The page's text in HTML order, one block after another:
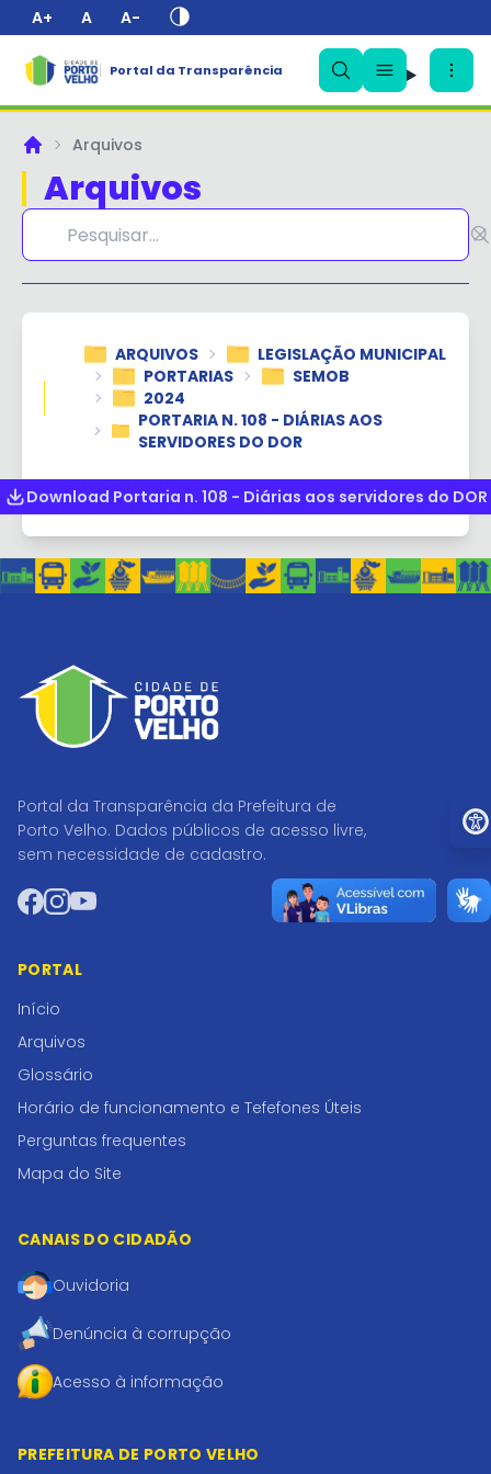
A+ A A-
Portal da Transparência
PrincipalArquivos
Arquivos
ARQUIVOS
LEGISLAÇÃO MUNICIPAL
PORTARIAS
SEMOB
2024
PORTARIA N. 108 - DIÁRIAS AOS
SERVIDORES DO DOR
Download Portaria n. 108 - Diárias aos servidores do DOR
Portal da Transparência da Prefeitura de
Porto Velho. Dados públicos de acesso livre,
sem necessidade de cadastro.
Facebook
Instagram
YouTube
PORTAL
Início
Arquivos
Glossário
Horário de funcionamento e Tefefones Úteis
Perguntas frequentes
Mapa do Site
CANAIS DO CIDADÃO
Ouvidoria
Denúncia à corrupção
Acesso à informação
PREFEITURA DE PORTO VELHO
✕
Ir